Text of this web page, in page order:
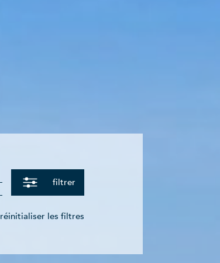
filtrer
réinitialiser les filtres